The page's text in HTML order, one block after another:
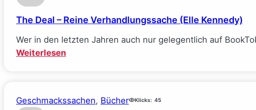
The Deal – Reine Verhandlungssache (Elle Kennedy)
Wer in den letzten Jahren auch nur gelegentlich auf
Weiterlesen:
Reine
Geschmackssachen, Bücher Klicks: 45